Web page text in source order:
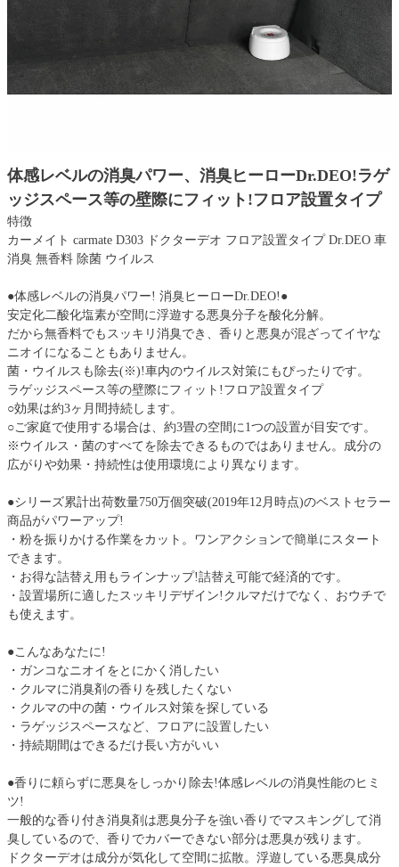
体感レベルの消臭パワー、消臭ヒーローDr.DEO!ラゲ
ッジスペース等の壁際にフィット!フロア設置タイプ
特徴
カーメイト carmate D303 ドクターデオ フロア設置タイプ Dr.DEO 車
消臭 無香料 除菌 ウイルス
●体感レベルの消臭パワー! 消臭ヒーローDr.DEO!●
安定化二酸化塩素が空間に浮遊する悪臭分子を酸化分解。
だから無香料でもスッキリ消臭でき、香りと悪臭が混ざってイヤな
ニオイになることもありません。
菌・ウイルスも除去(※)!車内のウイルス対策にもぴったりです。
ラゲッジスペース等の壁際にフィット!フロア設置タイプ
○効果は約3ヶ月間持続します。
○ご家庭で使用する場合は、約3畳の空間に1つの設置が目安です。
※ウイルス・菌のすべてを除去できるものではありません。成分の
広がりや効果・持続性は使用環境により異なります。
●シリーズ累計出荷数量750万個突破(2019年12月時点)のベストセラー
商品がパワーアップ!
・粉を振りかける作業をカット。ワンアクションで簡単にスタート
できます。
・お得な詰替え用もラインナップ!詰替え可能で経済的です。
・設置場所に適したスッキリデザイン!クルマだけでなく、おウチで
も使えます。
●こんなあなたに!
・ガンコなニオイをとにかく消したい
・クルマに消臭剤の香りを残したくない
・クルマの中の菌・ウイルス対策を探している
・ラゲッジスペースなど、フロアに設置したい
・持続期間はできるだけ長い方がいい
●香りに頼らずに悪臭をしっかり除去!体感レベルの消臭性能のヒミ
ツ!
一般的な香り付き消臭剤は悪臭分子を強い香りでマスキングして消
臭しているので、香りでカバーできない部分は悪臭が残ります。
ドクターデオは成分が気化して空間に拡散。浮遊している悪臭成分